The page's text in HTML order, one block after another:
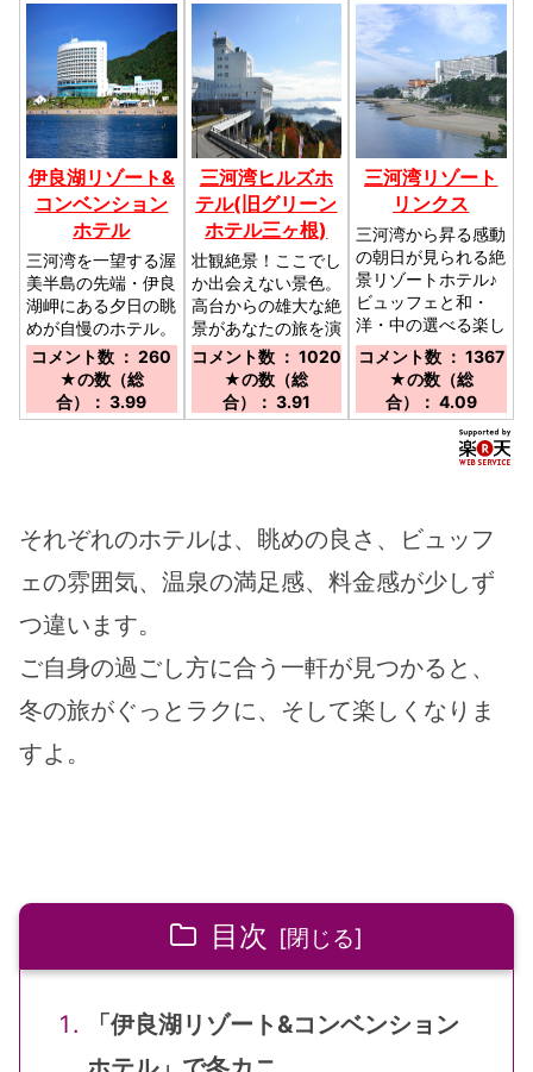
伊良湖リゾート&
コンベンション
ホテル
三河湾を一望する渥
美半島の先端・伊良
湖岬にある夕日の眺
めが自慢のホテル。
お部屋は全室オーシ
ャンビュー／JR豊
橋駅より車で約70
分。豊橋鉄道三河田
コメント数 ： 260
★の数（総
合）： 3.99
三河湾ヒルズホ
テル(旧グリーン
ホテル三ヶ根)
壮観絶景！ここでし
か出会えない景色。
高台からの雄大な絶
景があなたの旅を演
出します／電車：Ｊ
Ｒ蒲郡駅(南口)より
無料送迎あり（要予
約） 車：東名岡崎
コメント数 ： 1020
★の数（総
合）： 3.91
三河湾リゾート
リンクス
三河湾から昇る感動
の朝日が見られる絶
景リゾートホテル♪
ビュッフェと和・
洋・中の選べる楽し
み／名鉄吉良吉田駅
より車で約１０分、
JR蒲郡駅より車で
約30分、無料送迎
バス有（予約制）
車：東名音羽蒲郡IC
コメント数 ： 1367
★の数（総
合）： 4.09
それぞれのホテルは、眺めの良さ、ビュッフ
ェの雰囲気、温泉の満足感、料金感が少しず
つ違います。
ご自身の過ごし方に合う一軒が見つかると、
冬の旅がぐっとラクに、そして楽しくなりま
すよ。
目次
「伊良湖リゾート&コンベンション